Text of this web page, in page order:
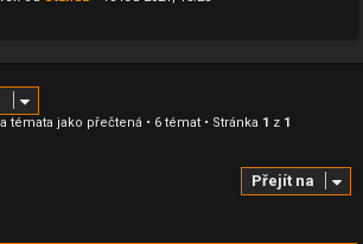
témata jako přečtená • 6 témat • Stránka 1 z 1
Přejít na